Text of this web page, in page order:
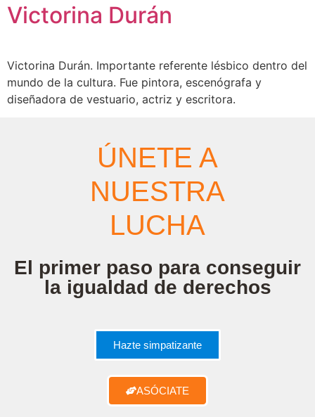
Victorina Durán
Victorina Durán. Importante referente lésbico dentro del
mundo de la cultura. Fue pintora, escenógrafa y
diseñadora de vestuario, actriz y escritora.
ÚNETE A
NUESTRA
LUCHA
El primer paso para conseguir
la igualdad de derechos
Hazte simpatizante
ASÓCIATE